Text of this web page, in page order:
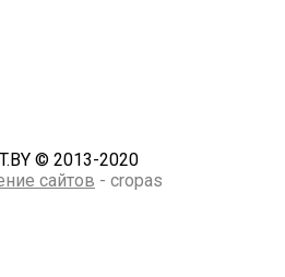
© 2013-2020
сайтов - cropas